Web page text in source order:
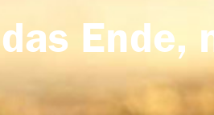
Ende,